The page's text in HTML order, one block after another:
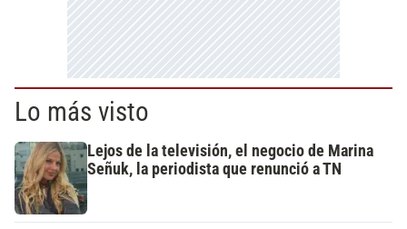
Lo más visto
Lejos de la televisión, el negocio de Marina
Señuk, la periodista que renunció a TN